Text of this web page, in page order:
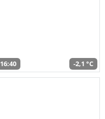
16:40 -2,1 °C